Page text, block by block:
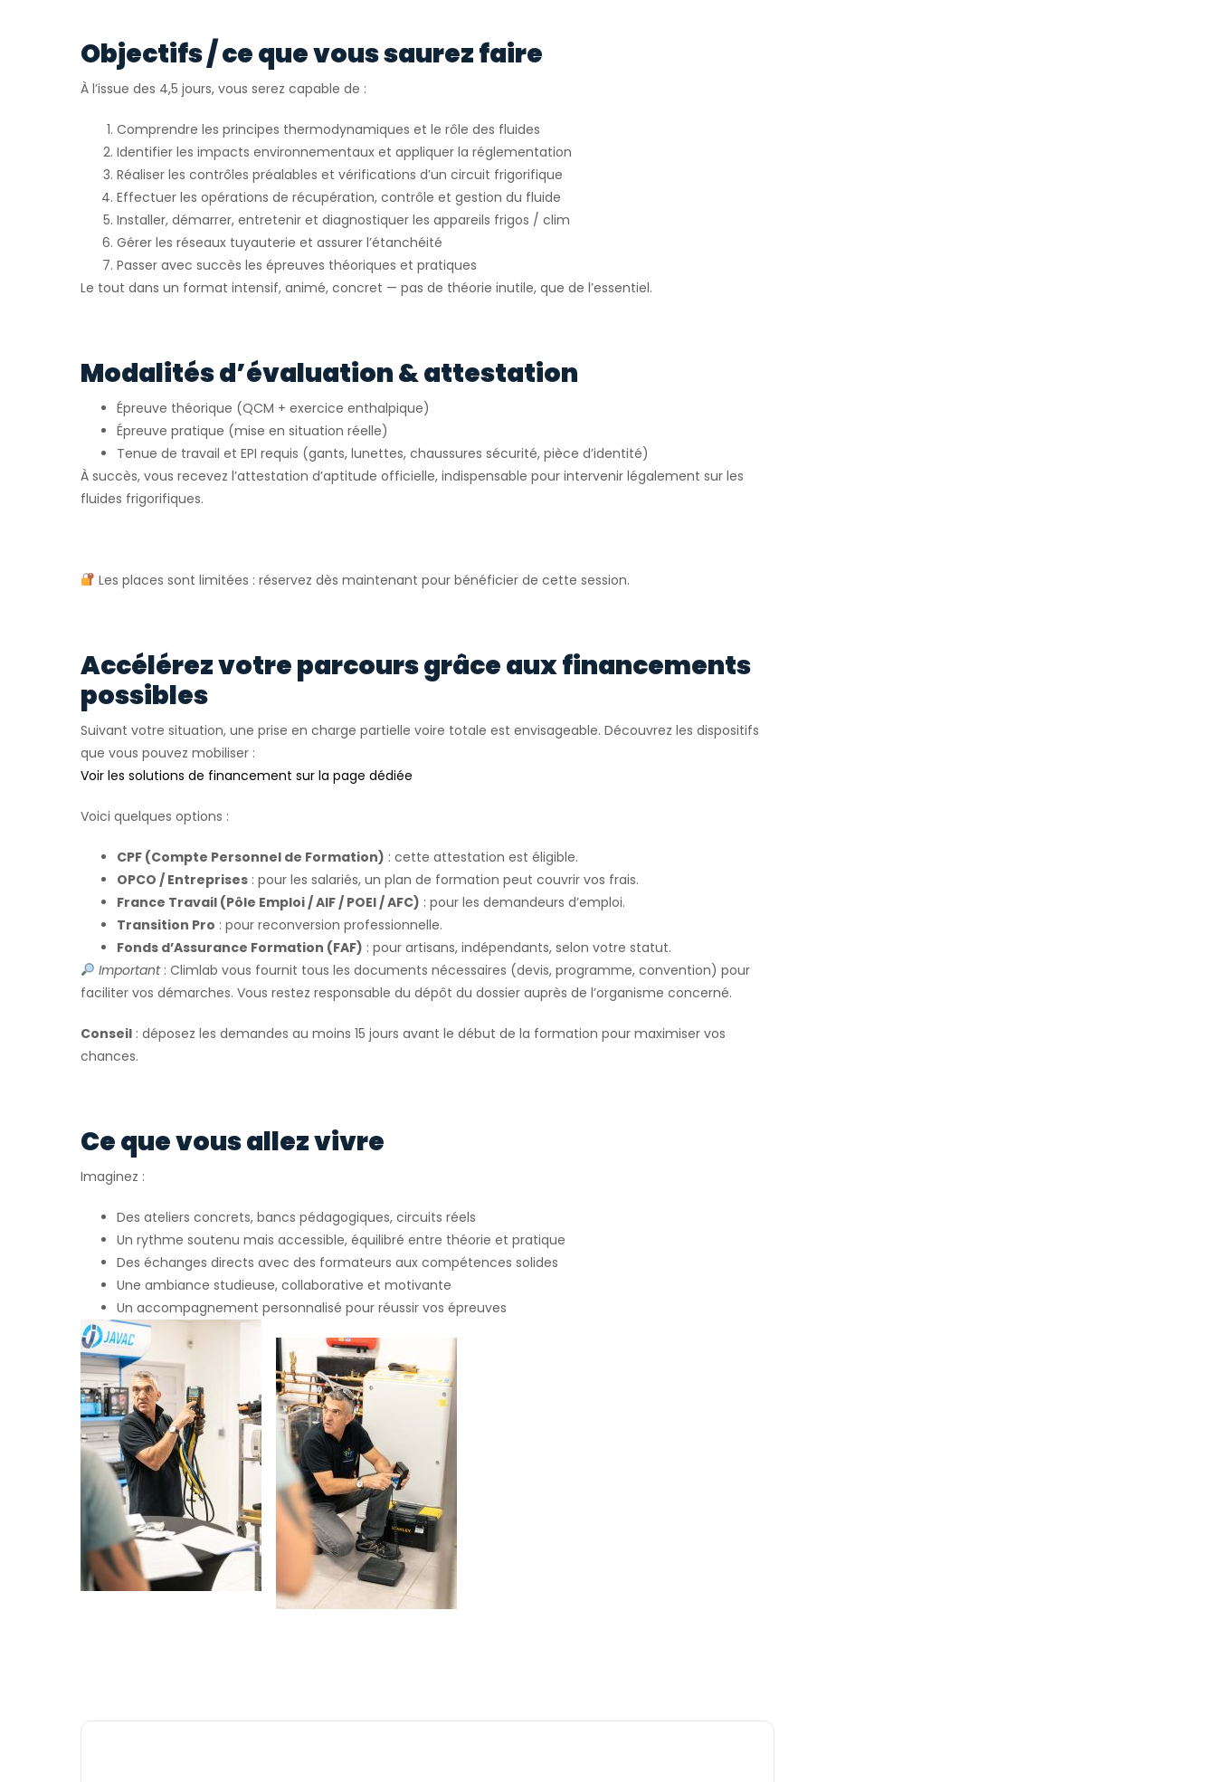
Objectifs / ce que vous saurez faire
À l’issue des 4,5 jours, vous serez capable de :
Comprendre les principes thermodynamiques et le rôle des fluides
Identifier les impacts environnementaux et appliquer la réglementation
Réaliser les contrôles préalables et vérifications d’un circuit frigorifique
Effectuer les opérations de récupération, contrôle et gestion du fluide
Installer, démarrer, entretenir et diagnostiquer les appareils frigos / clim
Gérer les réseaux tuyauterie et assurer l’étanchéité
Passer avec succès les épreuves théoriques et pratiques
Le tout dans un format intensif, animé, concret — pas de théorie inutile, que de l’essentiel.
Modalités d’évaluation & attestation
Épreuve théorique (QCM + exercice enthalpique)
Épreuve pratique (mise en situation réelle)
Tenue de travail et EPI requis (gants, lunettes, chaussures sécurité, pièce d’identité)
À succès, vous recevez l’attestation d’aptitude officielle, indispensable pour intervenir légalement sur les
fluides frigorifiques.
Les places sont limitées : réservez dès maintenant pour bénéficier de cette session.
Accélérez votre parcours grâce aux financements
possibles
Suivant votre situation, une prise en charge partielle voire totale est envisageable. Découvrez les dispositifs
que vous pouvez mobiliser :
Voir les solutions de financement sur la page dédiée
Voici quelques options :
CPF (Compte Personnel de Formation) : cette attestation est éligible.
OPCO / Entreprises : pour les salariés, un plan de formation peut couvrir vos frais.
France Travail (Pôle Emploi / AIF / POEI / AFC) : pour les demandeurs d’emploi.
Transition Pro : pour reconversion professionnelle.
Fonds d’Assurance Formation (FAF) : pour artisans, indépendants, selon votre statut.
Important: Climlab vous fournit tous les documents nécessaires (devis, programme, convention) pour
faciliter vos démarches. Vous restez responsable du dépôt du dossier auprès de l’organisme concerné.
Conseil : déposez les demandes au moins 15 jours avant le début de la formation pour maximiser vos
chances.
Ce que vous allez vivre
Imaginez :
Des ateliers concrets, bancs pédagogiques, circuits réels
Un rythme soutenu mais accessible, équilibré entre théorie et pratique
Des échanges directs avec des formateurs aux compétences solides
Une ambiance studieuse, collaborative et motivante
Un accompagnement personnalisé pour réussir vos épreuves